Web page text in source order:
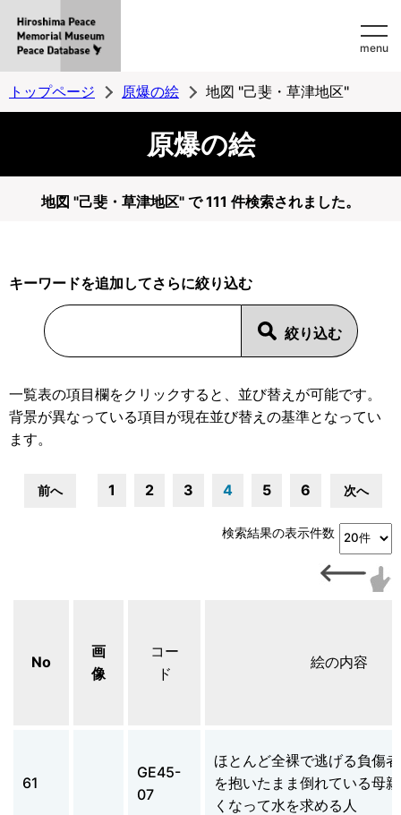
MemorialMuseum
Peace
Database
menu
トップページ 原爆の絵 地図 "己斐・草津地区"
原爆の絵
地図 "己斐・草津地区" で 111 件検索されました。
キーワードを追加してさらに絞り込む
一覧表の項目欄をクリックすると、並び替えが可能です。
背景が異なっている項目が現在並び替えの基準となってい
ます。
前へ 1 2 3 4 5 6 次へ
検索結果の表示件数
No
画
像
コー
ド
絵の内容
61
GE45-
07
ほとんど全裸で逃げる負傷
を抱いたまま倒れている母
くなって水を求める人